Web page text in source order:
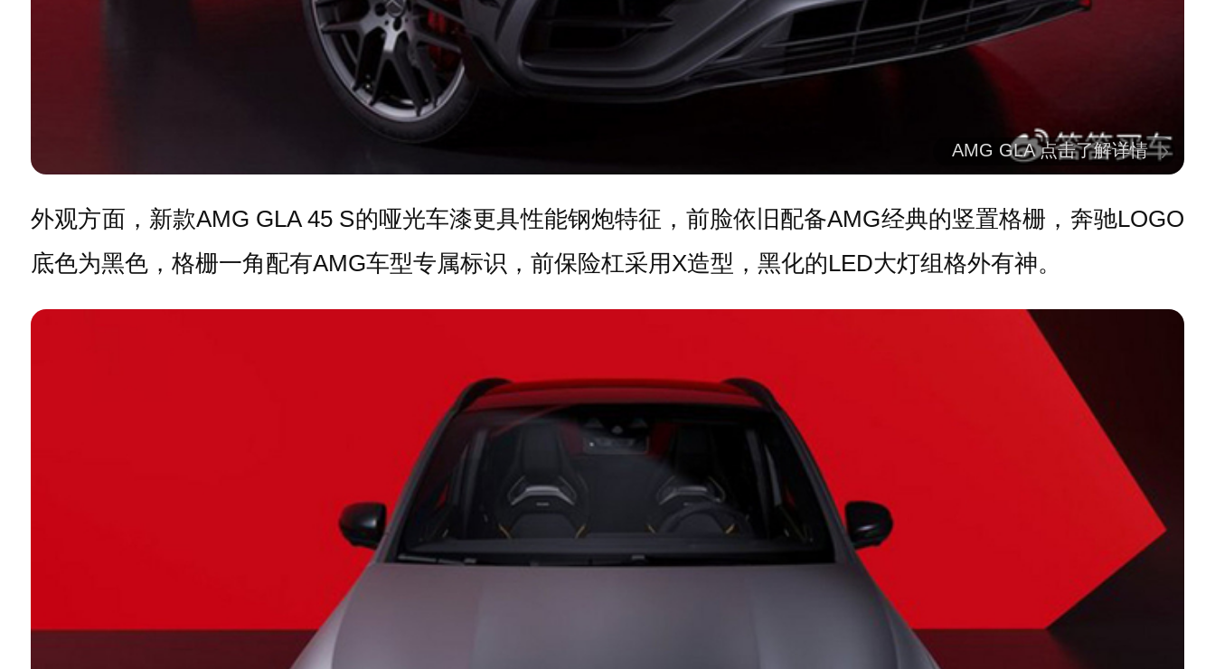
AMG GLA 点击了解详情
外观方面，新款AMG GLA 45 S的哑光车漆更具性能钢炮特征，前脸依旧配备AMG经典的竖置格栅，奔驰LOGO
底色为黑色，格栅一角配有AMG车型专属标识，前保险杠采用X造型，黑化的LED大灯组格外有神。